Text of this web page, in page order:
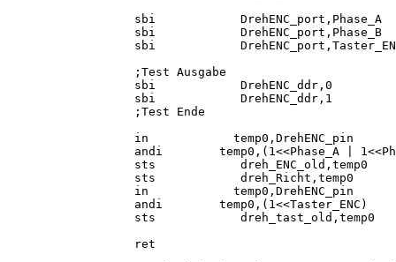
        sbi            DrehENC_port,Phase_A
        sbi            DrehENC_port,Phase_B
sbi
        ;Test Ausgabe
        sbi            DrehENC_ddr,0
        sbi            DrehENC_ddr,1
        ;Test Ende
        in            temp0,DrehENC_pin
andi        temp0,(1<<Phase_A |
        sts            dreh_ENC_old,temp0
        sts            dreh_Richt,temp0
        in            temp0,DrehENC_pin
        andi        temp0,(1<<Taster_ENC)
sts
        ret